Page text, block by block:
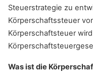
Steuerstrategie zu
Körperschaftssteuer
Körperschaftsteuer
Was ist die